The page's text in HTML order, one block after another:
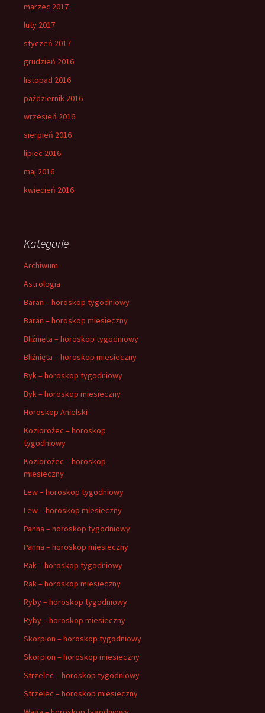
marzec 2017
luty 2017
styczeń 2017
grudzień 2016
listopad 2016
październik 2016
wrzesień 2016
sierpień 2016
lipiec 2016
maj 2016
kwiecień 2016
Kategorie
Archiwum
Astrologia
Baran – horoskop tygodniowy
Baran – horoskop miesieczny
Bliźnięta – horoskop tygodniowy
Bliźnięta – horoskop miesieczny
Byk – horoskop tygodniowy
Byk – horoskop miesieczny
Horoskop Anielski
Koziorożec – horoskop
tygodniowy
Koziorożec – horoskop
miesieczny
Lew – horoskop tygodniowy
Lew – horoskop miesieczny
Panna – horoskop tygodniowy
Panna – horoskop miesieczny
Rak – horoskop tygodniowy
Rak – horoskop miesieczny
Ryby – horoskop tygodniowy
Ryby – horoskop miesieczny
Skorpion – horoskop tygodniowy
Skorpion – horoskop miesieczny
Strzelec – horoskop tygodniowy
Strzelec – horoskop miesieczny